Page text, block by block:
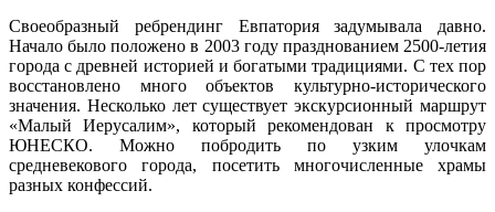
Своеобразный ребрендинг Евпатория задумывала давно.
Начало было положено в 2003 году празднованием 2500-летия
города с древней историей и богатыми традициями. С тех пор
восстановлено много объектов культурно-исторического
значения. Несколько лет существует экскурсионный маршрут
«Малый Иерусалим», который рекомендован к просмотру
ЮНЕСКО. Можно побродить по узким улочкам
средневекового города, посетить многочисленные храмы
разных конфессий.